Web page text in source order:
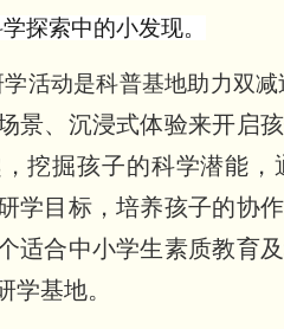
探索中的小发现。
活动是科普基地助力双
景、沉浸式体验来开启
挖掘孩子的科学潜能
学目标，培养孩子的协
适合中小学生素质教育
学基地。